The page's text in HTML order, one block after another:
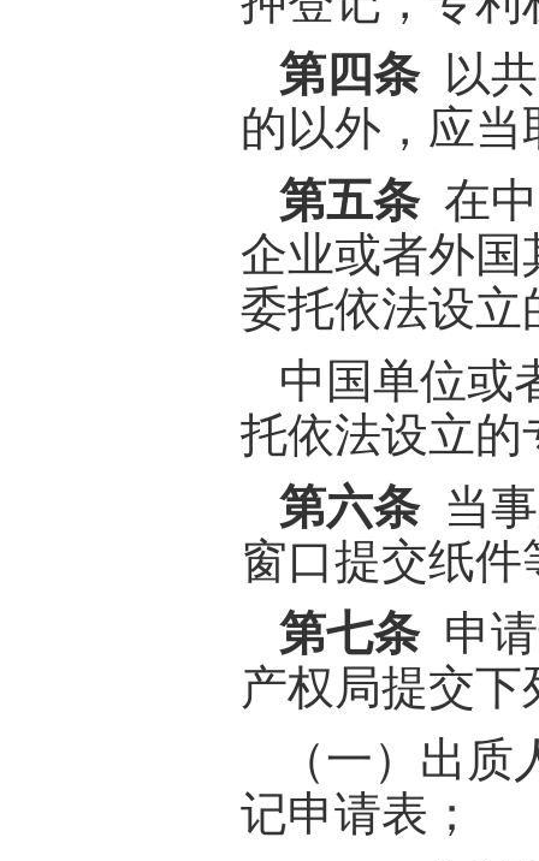
第四条以共
的以外，应
第五条在中
企业或者外
委托依法设立
中国单位或
托依法设立的
第六条当事
窗口提交纸
第七条申请
产权局提交下
（一）出
记申请表；